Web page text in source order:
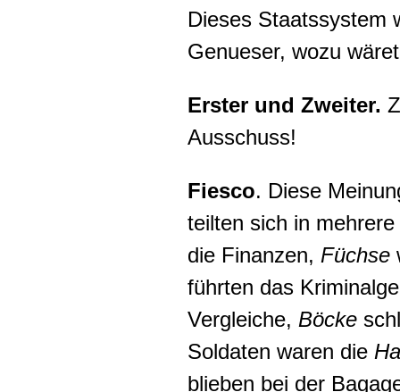
Dieses Staatssystem
Genueser, wozu
Erster und Zweiter.
Ausschuss!
Fiesco. Diese
teilten sich in
die Finanzen, Füchse
führten das
Vergleiche, Böcke
Soldaten waren die
blieben bei der